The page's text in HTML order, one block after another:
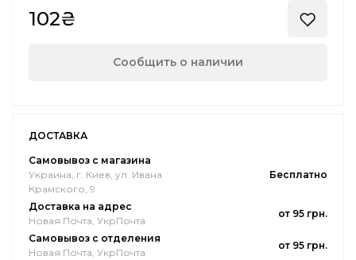
102₴
Сообщить о наличии
ДОСТАВКА
Самовывоз с магазина
Украина, г. Киев, ул. Ивана
Крамского, 9
Бесплатно
Доставка на адрес
Новая Почта, УкрПочта
от 95 грн.
Самовывоз с отделения
Новая Почта, УкрПочта
от 95 грн.